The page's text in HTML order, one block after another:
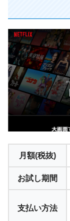
月額(税抜)
お試し期間
支払い方法